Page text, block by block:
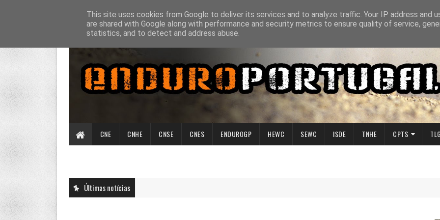
CNE CNHE CNSE CNES ENDUROGP HEWC SEWC ISDE TNHE CPTS TLG
Últimas notícias
This site uses cookies from Google to deliver its services and to analyze traffic. Your IP address and
are shared with Google along with performance and security metrics to ensure quality of service,
statistics, and to detect and address abuse.